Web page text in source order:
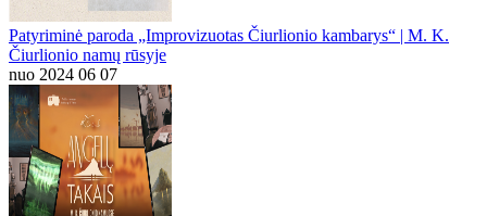
Patyriminė paroda „Improvizuotas Čiurlionio kambarys“ | M. K.
Čiurlionio namų rūsyje
nuo 2024 06 07